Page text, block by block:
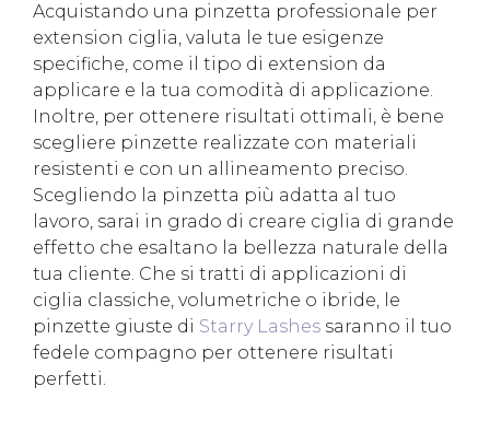
Acquistando una pinzetta professionale per
extension ciglia, valuta le tue esigenze
specifiche, come il tipo di extension da
applicare e la tua comodità di applicazione.
Inoltre, per ottenere risultati ottimali, è bene
scegliere pinzette realizzate con materiali
resistenti e con un allineamento preciso.
Scegliendo la pinzetta più adatta al tuo
lavoro, sarai in grado di creare ciglia di grande
effetto che esaltano la bellezza naturale della
tua cliente. Che si tratti di applicazioni di
ciglia classiche, volumetriche o ibride, le
pinzette giuste di Starry Lashes saranno il tuo
fedele compagno per ottenere risultati
perfetti.